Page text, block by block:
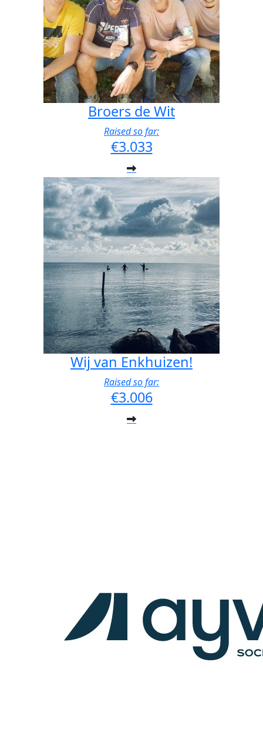
Broers de Wit
Raised so far:
€3.033
Wij van Enkhuizen!
Raised so far:
€3.006